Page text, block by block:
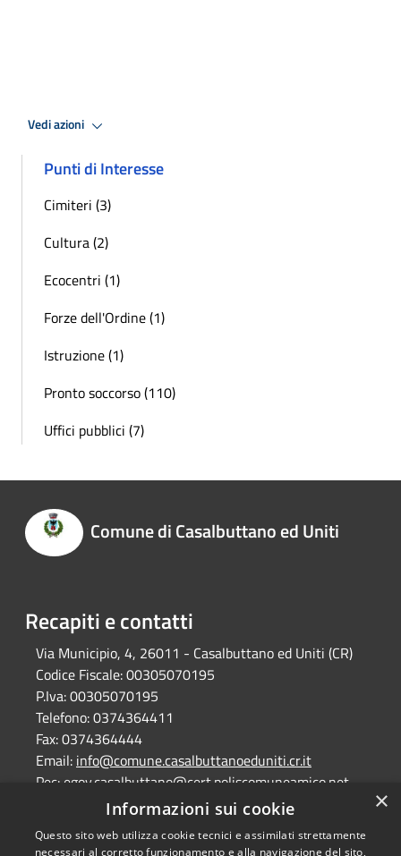
Vedi azioni
Punti di Interesse
Cimiteri (3)
Cultura (2)
Ecocentri (1)
Forze dell'Ordine (1)
Istruzione (1)
Pronto soccorso (110)
Uffici pubblici (7)
Comune di Casalbuttano ed Uniti
Recapiti e contatti
Via Municipio, 4, 26011 - Casalbuttano ed Uniti (CR)
Codice Fiscale:00305070195
P.Iva:00305070195
Telefono:0374364411
Fax:0374364444
Email: info@comune.casalbuttanoeduniti.cr.it
Pec: egov.casalbuttano@cert.poliscomuneamico.net
RSS Copyright © 2026 • Comune di
×
Informazioni sui cookie
Questo sito web utilizza cookie tecnici e assimilati strettamente
necessari al corretto funzionamento e alla navigazione del sito,